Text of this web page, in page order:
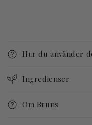
n
n
h
å
l
Hur du använder
Ingredienser
Om Bruns